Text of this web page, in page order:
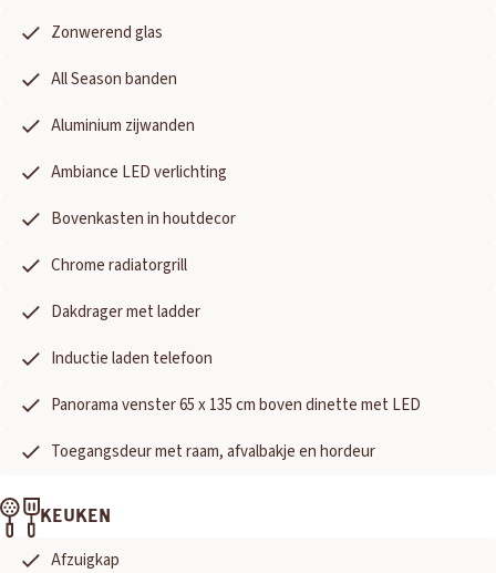
Zonwerend glas
All Season banden
Aluminium zijwanden
Ambiance LED verlichting
Bovenkasten in houtdecor
Chrome radiatorgrill
Dakdrager met ladder
Inductie laden telefoon
Panorama venster 65 x 135 cm boven dinette met LED
Toegangsdeur met raam, afvalbakje en hordeur
KEUKEN
Afzuigkap
AdriaEribaHymer
HERPEN
Caravelair
Eura Mobil